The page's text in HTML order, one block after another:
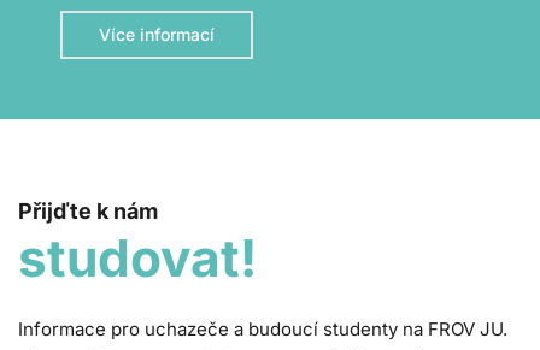
Více informací
Přijďte k nám
studovat!
Informace pro uchazeče a budoucí studenty na FROV JU.